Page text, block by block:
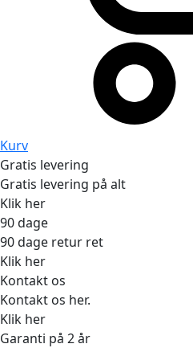
Kurv
Gratis levering
Gratis levering på alt
Klik her
90 dage
90 dage retur ret
Klik her
Kontakt os
Kontakt os her.
Klik her
Garanti på 2 år